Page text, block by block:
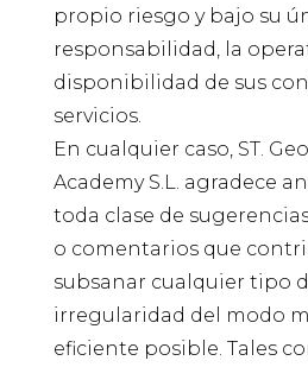
propio riesgo y bajo su
responsabilidad, la
disponibilidad de sus
servicios.
En cualquier caso, ST.
Academy S.L. agradece
toda clase de
o comentarios que
subsanar cualquier tipo
irregularidad del modo
eficiente posible. Tales